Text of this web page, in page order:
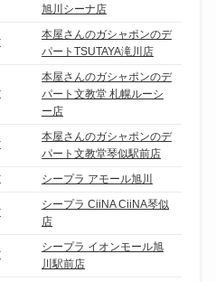
旭川シーナ店
本屋さんのガシャポンのデ
パートTSUTAYA滝川店
本屋さんのガシャポンのデ
パート文教堂 札幌ルーシ
ー店
本屋さんのガシャポンのデ
パート文教堂琴似駅前店
シープラ アモール旭川
シープラ CiiNA CiiNA琴似
店
シープラ イオンモール旭
川駅前店